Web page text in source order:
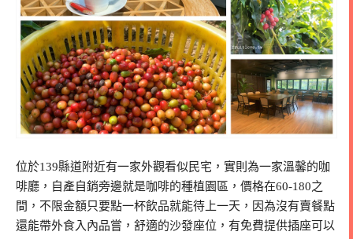
位於139縣道附近有一家外觀看似民宅，實則為一家溫馨的咖
啡廳，自產自銷旁邊就是咖啡的種植園區，價格在60-180之
間，不限金額只要點一杯飲品就能待上一天，因為沒有賣餐點
還能帶外食入內品嘗，舒適的沙發座位，有免費提供插座可以